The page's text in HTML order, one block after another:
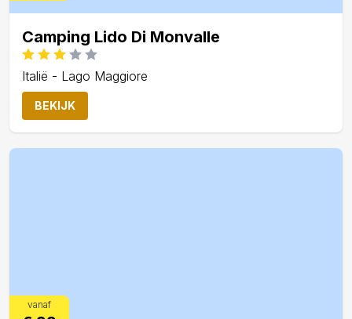
Camping Lido Di Monvalle
Italië - Lago Maggiore
BEKIJK
vanaf